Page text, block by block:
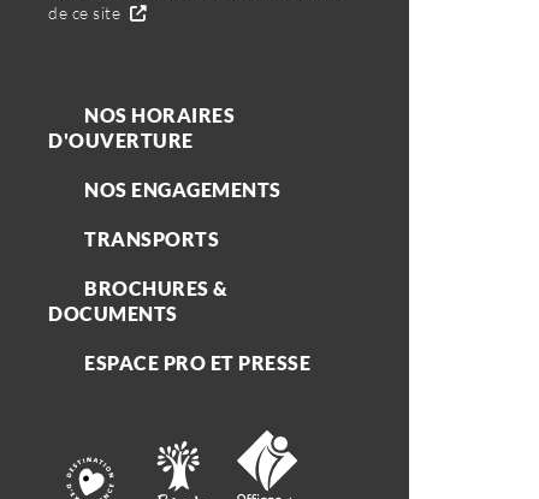
de ce site
NOS HORAIRES
D'OUVERTURE
NOS ENGAGEMENTS
TRANSPORTS
BROCHURES &
DOCUMENTS
ESPACE PRO ET PRESSE